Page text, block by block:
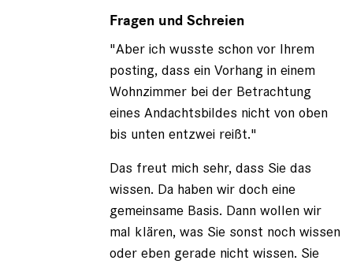
auf
Gerhard
Engel
(nicht
registriert)
Fragen und Schreien
"Aber ich wusste schon vor Ihrem
posting, dass ein Vorhang in einem
Wohnzimmer bei der Betrachtung
eines Andachtsbildes nicht von oben
bis unten entzwei reißt."
Das freut mich sehr, dass Sie das
wissen. Da haben wir doch eine
gemeinsame Basis. Dann wollen wir
mal klären, was Sie sonst noch wissen
oder eben gerade nicht wissen. Sie